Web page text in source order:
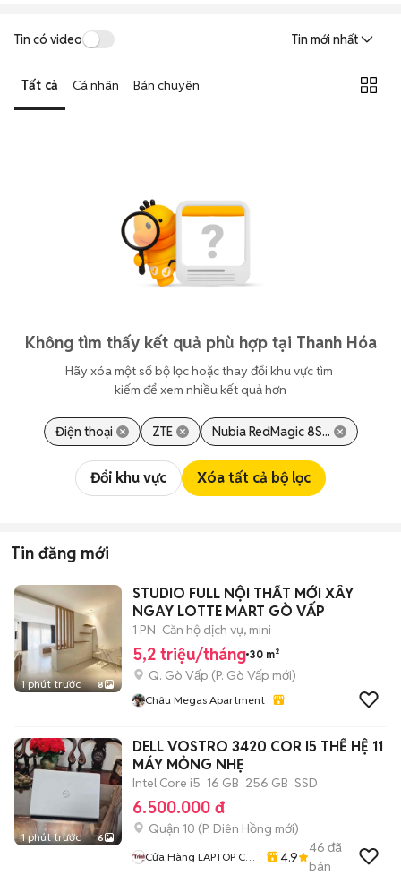
Tin có video Tin mới nhất
Tất cả Cá nhân Bán chuyên
Không tìm thấy kết quả phù hợp tại Thanh Hóa
Hãy xóa một số bộ lọc hoặc thay đổi khu vực tìm
kiếm để xem nhiều kết quả hơn
Điện thoại ZTE Nubia RedMagic 8S...
Đổi khu vực Xóa tất cả bộ lọc
Tin đăng mới
1 phút trước 8
STUDIO FULL NỘI THẤT MỚI XÂY
NGAY LOTTE MART GÒ VẤP
1 PN Căn hộ dịch vụ, mini
5,2 triệu/tháng 30 m²
Q. Gò Vấp (P. Gò Vấp mới)
Châu Megas Apartment
1 phút trước 6
DELL VOSTRO 3420 COR I5 THẾ HỆ 11
MÁY MỎNG NHẸ
Intel Core i5 16 GB 256 GB SSD
6.500.000 đ
Quận 10 (P. Diên Hồng mới)
Cửa Hàng LAPTOP Cũ
4.9
46 đã
bán